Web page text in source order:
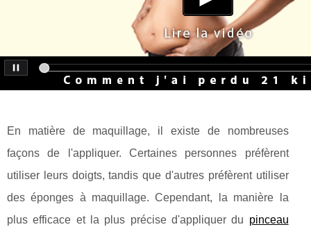
En matière de maquillage, il existe de nombreuses
façons de l'appliquer. Certaines personnes préfèrent
utiliser leurs doigts, tandis que d'autres préfèrent utiliser
des éponges à maquillage. Cependant, la manière la
plus efficace et la plus précise d'appliquer du pinceau